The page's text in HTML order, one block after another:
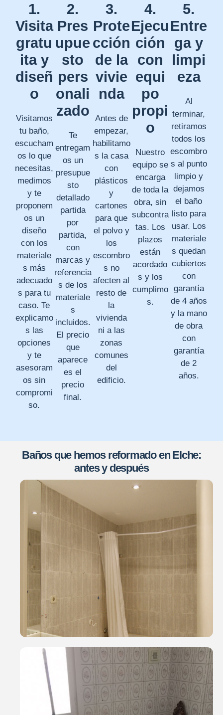
1.
Visita
gratu
ita y
diseñ
o
Visitamos
tu baño,
escucham
os lo que
necesitas,
medimos
y te
proponem
os un
diseño
con los
materiale
s más
adecuado
s para tu
caso. Te
explicamo
s las
opciones
y te
asesoram
os sin
compromi
so.
2.
Pres
upue
sto
pers
onali
zado
Te
entregam
os un
presupue
sto
detallado
partida
por
partida,
con
marcas y
referencia
s de los
materiale
s
incluidos.
El precio
que
aparece
es el
precio
final.
3.
Prote
cción
de la
vivie
nda
Antes de
empezar,
habilitamo
s la casa
con
plásticos
y
cartones
para que
el polvo y
los
escombro
s no
afecten al
resto de
la
vivienda
ni a las
zonas
comunes
del
edificio.
4.
Ejecu
ción
con
equi
po
propi
o
Nuestro
equipo se
encarga
de toda la
obra, sin
subcontra
tas. Los
plazos
están
acordado
s y los
cumplimo
s.
5.
Entre
ga y
limpi
eza
Al
terminar,
retiramos
todos los
escombro
s al punto
limpio y
dejamos
el baño
listo para
usar. Los
materiale
s quedan
cubiertos
con
garantía
de 4 años
y la mano
de obra
con
garantía
de 2
años.
Baños que hemos reformado en Elche:
antes y después